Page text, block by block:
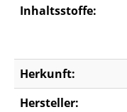
Inhaltsstoffe:
Herkunft:
Hersteller: